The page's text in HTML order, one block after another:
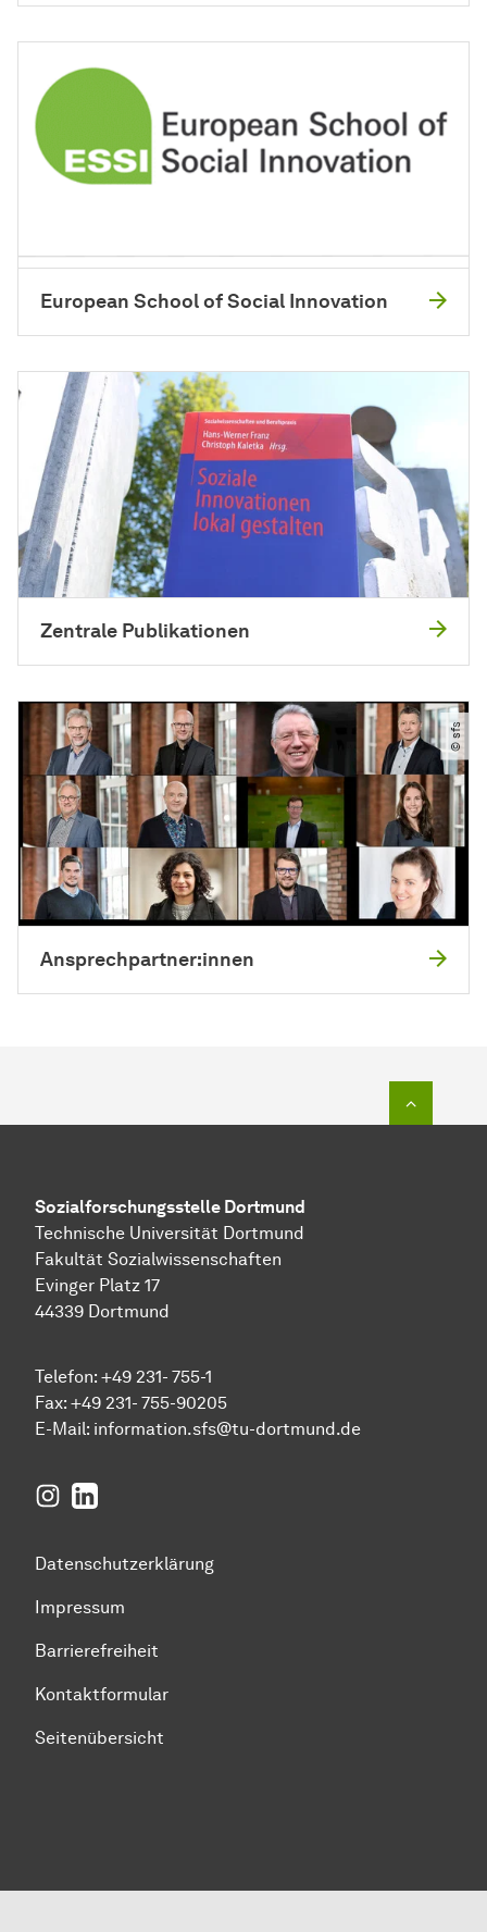
European School of Social Innovation
Zentrale Publikationen
© sfs
Ansprechpartner:innen
Sozial­forschungs­stelle Dortmund
Technische Universität Dortmund
Fakultät Sozialwissenschaften
Evinger Platz 17
44339 Dortmund
Telefon: +49 231- 755-1
Fax: +49 231- 755-90205
E-Mail: information.sfs@tu-dortmund.de
Instagram
LinkedIn
Datenschutzerklärung
Impressum
Barrierefreiheit
Kontaktformular
Seitenübersicht